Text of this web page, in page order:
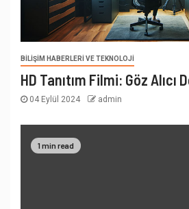
BILIŞIM HABERLERI VE TEKNOLOJI
HD Tanıtım Filmi: Göz Alıcı
04 Eylül 2024 admin
1 min read